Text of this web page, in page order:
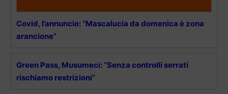
Covid, l’annuncio: “Mascalucia da domenica è zona
arancione”
Green Pass, Musumeci: “Senza controlli serrati
rischiamo restrizioni”